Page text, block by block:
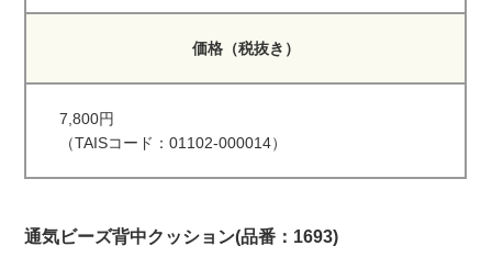
価格（税抜き）
7,800円
（TAISコード：01102-000014）
通気ビーズ背中クッション(品番：1693)